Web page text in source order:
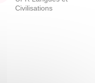
Civilisations